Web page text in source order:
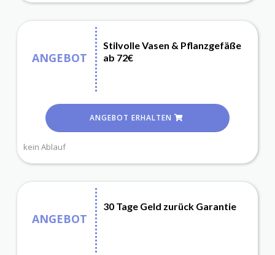
ANGEBOT
Stilvolle Vasen & Pflanzgefäße
ab 72€
ANGEBOT ERHALTEN
kein Ablauf
ANGEBOT
30 Tage Geld zurück Garantie